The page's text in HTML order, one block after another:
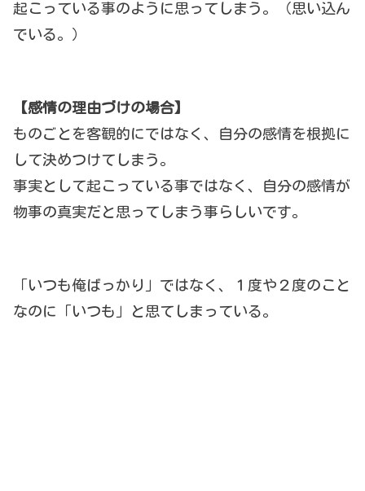
起こっている事のように思ってしまう。（思い込ん
でいる。）
【感情の理由づけの場合】
ものごとを客観的にではなく、自分の感情を根拠に
して決めつけてしまう。
事実として起こっている事ではなく、自分の感情が
物事の真実だと思ってしまう事らしいです。
「いつも俺ばっかり」ではなく、１度や２度のこと
なのに「いつも」と思てしまっている。